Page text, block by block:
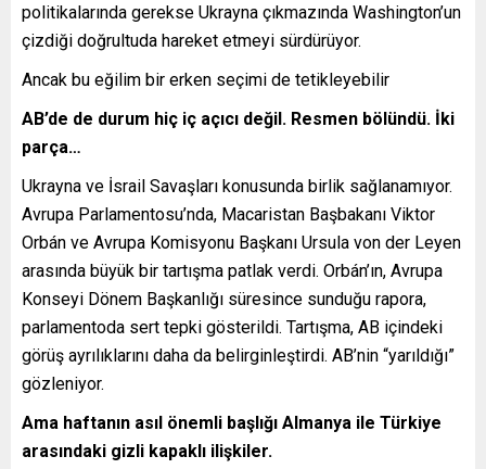
politikalarında gerekse Ukrayna çıkmazında Washington’un
çizdiği doğrultuda hareket etmeyi sürdürüyor.
Ancak bu eğilim bir erken seçimi de tetikleyebilir
AB’de de durum hiç iç açıcı değil. Resmen bölündü. İki
parça…
Ukrayna ve İsrail Savaşları konusunda birlik sağlanamıyor.
Avrupa Parlamentosu’nda, Macaristan Başbakanı Viktor
Orbán ve Avrupa Komisyonu Başkanı Ursula von der Leyen
arasında büyük bir tartışma patlak verdi. Orbán’ın, Avrupa
Konseyi Dönem Başkanlığı süresince sunduğu rapora,
parlamentoda sert tepki gösterildi. Tartışma, AB içindeki
görüş ayrılıklarını daha da belirginleştirdi. AB’nin “yarıldığı”
gözleniyor.
Ama haftanın asıl önemli başlığı Almanya ile Türkiye
arasındaki gizli kapaklı ilişkiler.